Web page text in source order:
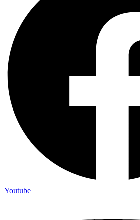
Youtube